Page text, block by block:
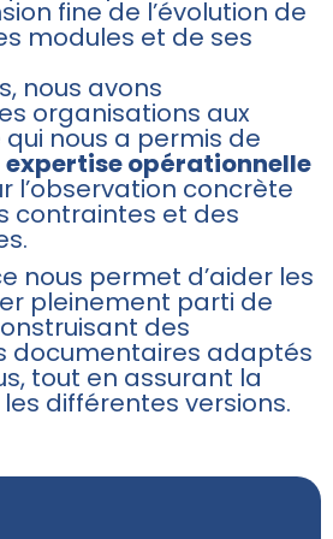
fine de l’évolution de
modules et de ses
nous avons
organisations aux
nous a permis de
expertise opérationnelle
l’observation concrète
contraintes et des
nous permet d’aider les
pleinement parti de
des
documentaires adaptés
tout en assurant la
différentes versions.